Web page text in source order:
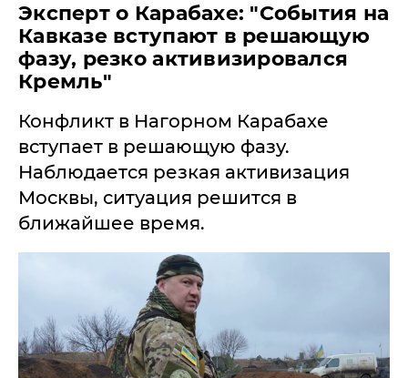
Эксперт о Карабахе: "События на
Кавказе вступают в решающую
фазу, резко активизировался
Кремль"
​Конфликт в Нагорном Карабахе
вступает в решающую фазу.
Наблюдается резкая активизация
Москвы, ситуация решится в
ближайшее время.